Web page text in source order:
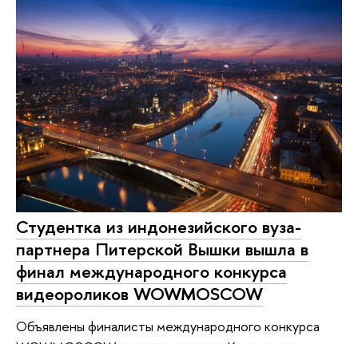
Студентка из индонезийского вуза-
партнера Питерской Вышки вышла в
финал международного конкурса
видеороликов WOWMOSCOW
Объявлены финалисты международного конкурса